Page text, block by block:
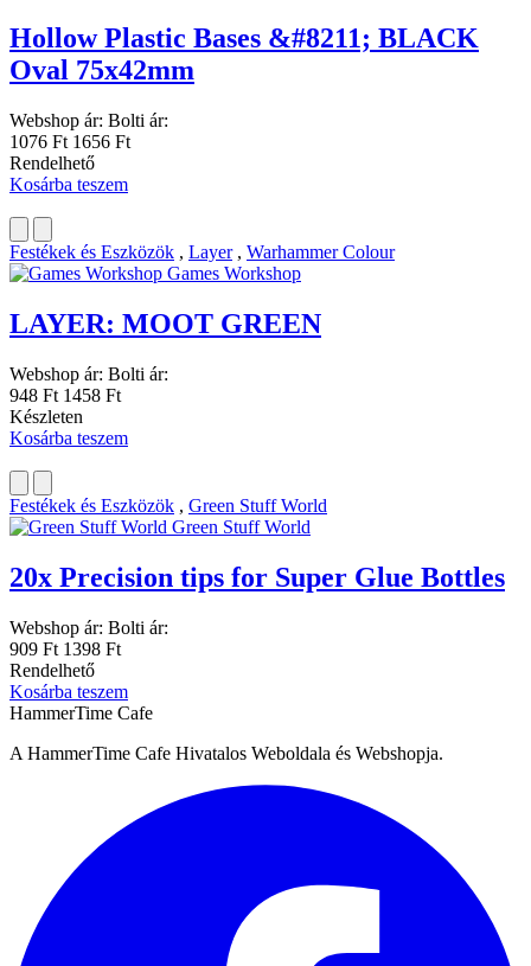
Hollow Plastic Bases &#8211; BLACK
Oval 75x42mm
Webshop ár: Bolti ár:
1076 Ft 1656 Ft
Rendelhető
Kosárba teszem
Festékek és Eszközök , Layer, Warhammer Colour
Games Workshop
LAYER: MOOT GREEN
Webshop ár: Bolti ár:
948 Ft 1458 Ft
Készleten
Kosárba teszem
Festékek és Eszközök , Green Stuff World
Green Stuff World
20x Precision tips for Super Glue Bottles
Webshop ár: Bolti ár:
909 Ft 1398 Ft
Rendelhető
Kosárba teszem
HammerTime Cafe
A HammerTime Cafe Hivatalos Weboldala és Webshopja.